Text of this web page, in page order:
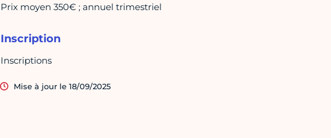
Prix moyen 350€ ; annuel trimestriel
Inscription
Inscriptions
Mise à jour le 18/09/2025